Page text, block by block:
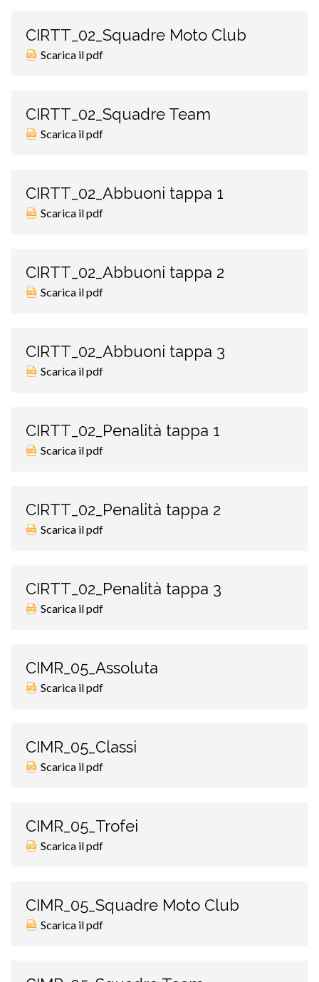
CIRTT_02_Squadre Moto Club
Scarica il pdf
CIRTT_02_Squadre Team
Scarica il pdf
CIRTT_02_Abbuoni tappa 1
Scarica il pdf
CIRTT_02_Abbuoni tappa 2
Scarica il pdf
CIRTT_02_Abbuoni tappa 3
Scarica il pdf
CIRTT_02_Penalità tappa 1
Scarica il pdf
CIRTT_02_Penalità tappa 2
Scarica il pdf
CIRTT_02_Penalità tappa 3
Scarica il pdf
CIMR_05_Assoluta
Scarica il pdf
CIMR_05_Classi
Scarica il pdf
CIMR_05_Trofei
Scarica il pdf
CIMR_05_Squadre Moto Club
Scarica il pdf